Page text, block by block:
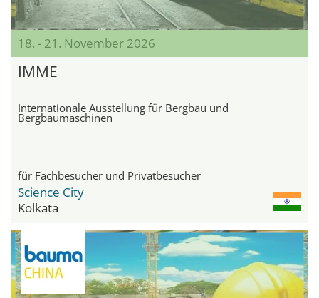
18. - 21. November 2026
IMME
Internationale Ausstellung für Bergbau und
Bergbaumaschinen
für Fachbesucher und Privatbesucher
Science City
Kolkata